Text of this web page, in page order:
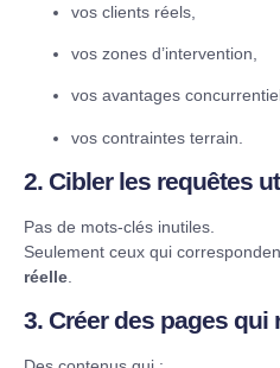
vos clients réels,
vos zones d’intervention,
vos avantages
vos contraintes terrain.
2. Cibler les requêtes
Pas de mots-clés inutiles.
Seulement ceux qui
réelle
3. Créer des pages qui